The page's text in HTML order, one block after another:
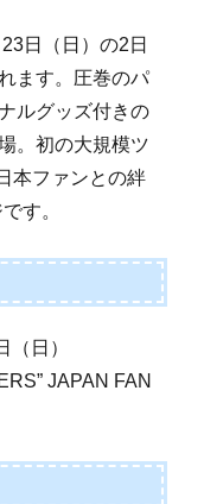
日（日）の2日
ます。圧巻のパ
ルグッズ付きの
。初の大規模ツ
本ファンとの絆
す。
日）
JAPAN FAN